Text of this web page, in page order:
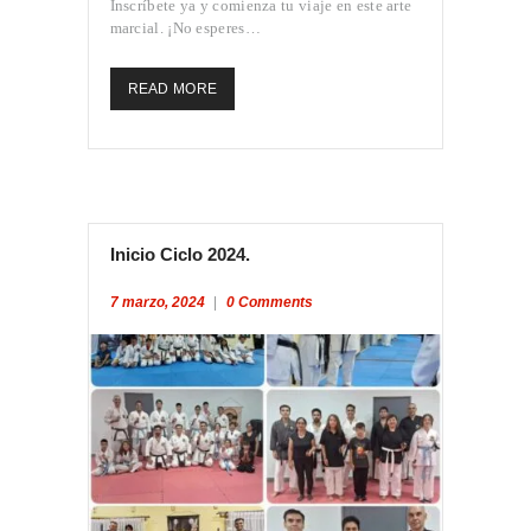
Inscríbete ya y comienza tu viaje en este arte
marcial. ¡No esperes…
READ MORE
Inicio Ciclo 2024.
7 marzo, 2024 0 Comments